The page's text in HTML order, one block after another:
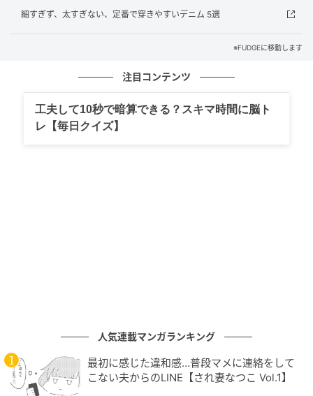
「ボーダー柄のバスクシャツといえば、ついカジュア
ルな着こなしをしがち。でも時には気分を変えたくな
ります。今日はラインがピンク色の一枚をセレクトし
て、少しきれいめにまとめてみました。中に白シャツ
細すぎず、太すぎない、定番で穿きやすいデニム 5選
※FUDGEに移動します
注目コンテンツ
工夫して10秒で暗算できる？スキマ時間に脳ト
レ【毎日クイズ】
人気連載マンガランキング
最初に感じた違和感…普段マメに連絡をして
こない夫からのLINE【され妻なつこ Vol.1】